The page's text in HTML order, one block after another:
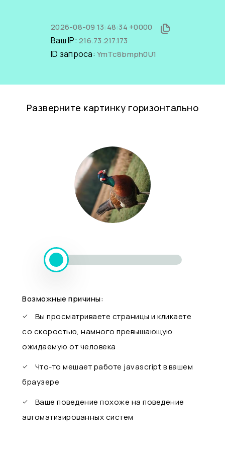
2026-08-09 13:48:34 +0000
Ваш IP: 216.73.217.173
ID запроса: YmTc8bmph0U1
Разверните картинку горизонтально
Возможные причины:
Вы просматриваете страницы и кликаете
со скоростью, намного превышающую
ожидаемую от человека
Что-то мешает работе javascript в вашем
браузере
Ваше поведение похоже на поведение
автоматизированных систем